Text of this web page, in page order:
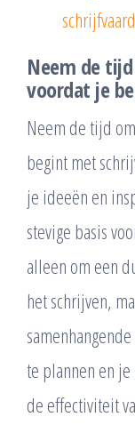
Neem de
voordat je
Neem de tijd
begint met
je ideeën en
stevige basis
alleen om een
het schrijven,
te plannen en
de effectiviteit